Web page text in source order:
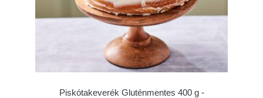
Piskótakeverék Gluténmentes 400 g -